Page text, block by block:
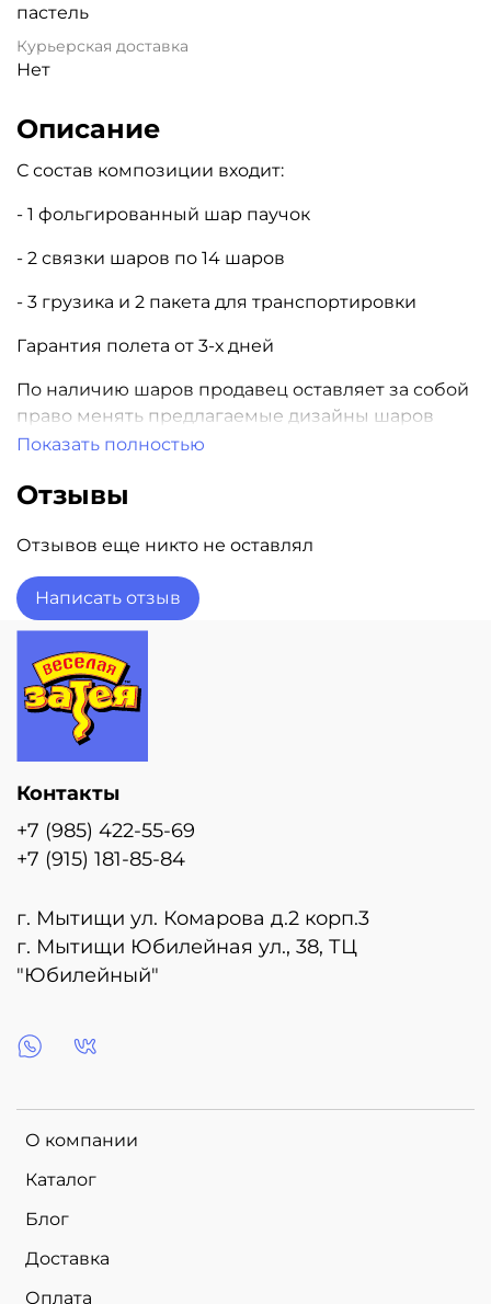
пастель
Курьерская доставка
Нет
Описание
С состав композиции входит:
- 1 фольгированный шар паучок
- 2 связки шаров по 14 шаров
- 3 грузика и 2 пакета для транспортировки
Гарантия полета от 3-х дней
По наличию шаров продавец оставляет за собой
право менять предлагаемые дизайны шаров
Показать полностью
Отзывы
Отзывов еще никто не оставлял
Написать отзыв
О компании
Каталог
Блог
Доставка
Оплата
Контакты
+7 (985) 422-55-69
+7 (915) 181-85-84
г. Мытищи ул. Комарова д.2 корп.3
г. Мытищи Юбилейная ул., 38, ТЦ
"Юбилейный"